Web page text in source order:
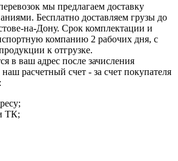
мы предлагаем доставку
Бесплатно доставляем грузы до
на-Дону. Срок комплектации и
компанию 2 рабочих дня, с
к отгрузке.
в ваш адрес после зачисления
расчетный счет - за счет покупателя
ТК;